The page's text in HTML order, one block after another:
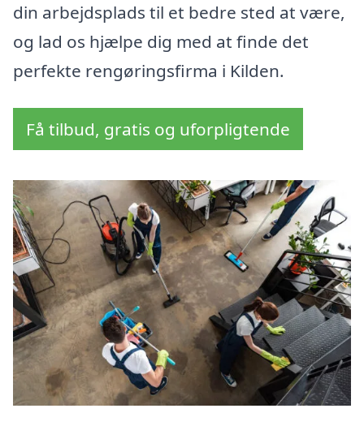
din arbejdsplads til et bedre sted at være,
og lad os hjælpe dig med at finde det
perfekte rengøringsfirma i Kilden.
Få tilbud, gratis og uforpligtende